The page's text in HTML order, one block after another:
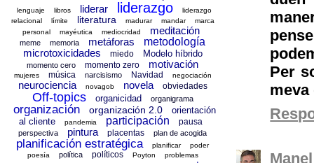
Per
meva
lenguaje libros liderar liderazgo
liderazgo
relacional
límite literatura madurar mandar
marca
personal
mayéutica mediocridad meditación
meme memoria metáforas
metodología
microtoxicidades
miedo Modelo híbrido
momento cero momento zero motivación
mujeres música narcisismo Navidad negociación
neurociencia novagob novela obviedades
Off-topics organicidad organigrama
organización organización 2.0
orientación
al cliente
pandemia participación pausa
perspectiva pintura placentas plan de acogida
planificación estratégica planificar
poder
poesía
política políticos Poyton problemas